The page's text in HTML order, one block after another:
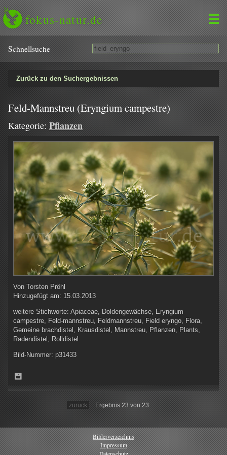
fokus-natur.de
Schnell­suche
Zurück zu den Suchergebnissen
Feld-Mannstreu (Eryngium campestre)
Kategorie: Pflanzen
Von Torsten Pröhl
Hinzugefügt am: 15.03.2013
weitere Stichworte: Apiaceae, Doldengewächse, Eryngium
campestre, Feld-mannstreu, Feldmannstreu, Field eryngo, Flora,
Gemeine brachdistel, Krausdistel, Mannstreu, Pflanzen, Plants,
Radendistel, Rolldistel
Bild-Nummer: p31433
zurück Ergebnis 23 von 23
Bilderverzeichnis
Impressum